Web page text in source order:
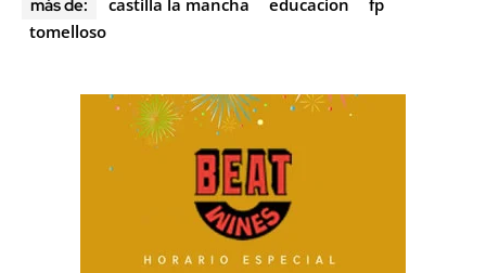
más de: castilla la mancha educacion
fp
tomelloso